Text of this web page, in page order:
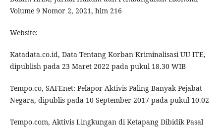
Volume 9 Nomor 2, 2021, hlm 216
Website:
Katadata.co.id, Data Tentang Korban Kriminalisasi UU ITE,
dipublish pada 23 Maret 2022 pada pukul 18.30 WIB
Tempo.co, SAFEnet: Pelapor Aktivis Paling Banyak Pejabat
Negara, dipublis pada 10 September 2017 pada pukul 10.02
Tempo.com, Aktivis Lingkungan di Ketapang Dibidik Pasal